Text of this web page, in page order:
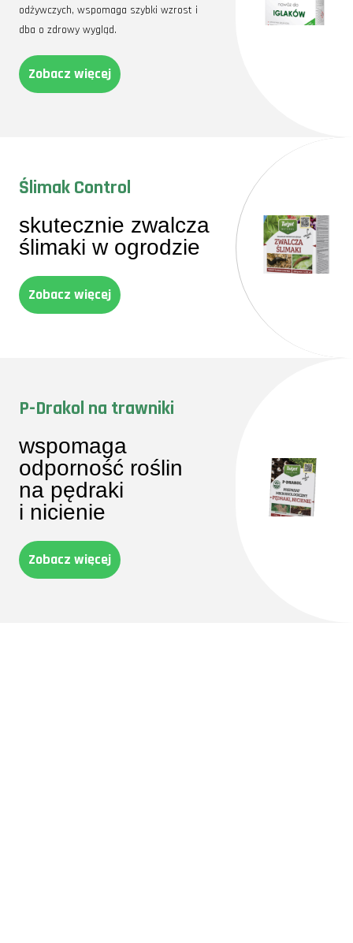
odżywczych, wspomaga szybki wzrost i
dba o zdrowy wygląd.
Zobacz więcej
Ślimak Control
skutecznie zwalcza
ślimaki w ogrodzie
Zobacz więcej
P-Drakol na trawniki
wspomaga
odporność roślin
na pędraki
i nicienie
Zobacz więcej